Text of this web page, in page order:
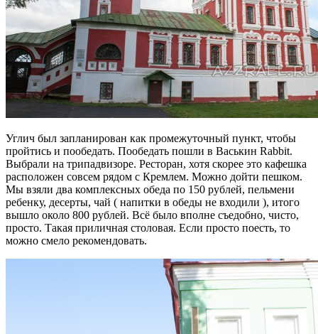
Углич был запланирован как промежуточный пункт, чтобы
пройтись и пообедать. Пообедать пошли в Васькин Rabbit.
Выбрали на трипадвизоре. Ресторан, хотя скорее это кафешка
расположен совсем рядом с Кремлем. Можно дойти пешком.
Мы взяли два комплексных обеда по 150 рублей, пельмени
ребенку, десерты, чай ( напитки в обеды не входили ), итого
вышло около 800 рублей. Всё было вполне съедобно, чисто,
просто. Такая приличная столовая. Если просто поесть, то
можно смело рекомендовать.